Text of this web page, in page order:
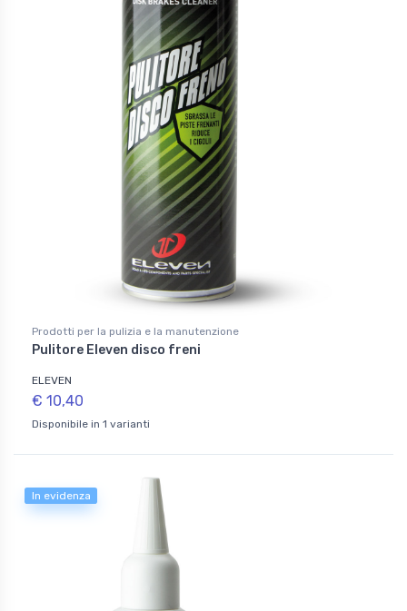
Prodotti per la pulizia e la manutenzione
Pulitore Eleven disco freni
ELEVEN
€ 10,40
Disponibile in 1 varianti
In evidenza